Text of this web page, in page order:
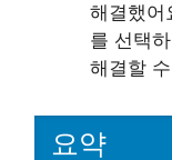
해결했어
를 선택
해결할
요약